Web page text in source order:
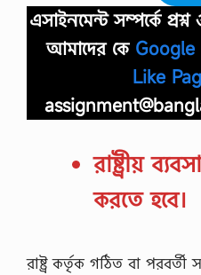
এসাইনমেন্ট সম্পর্কে
আমাদের কে Google
Like
রাষ্ট্রীয়
করতে হবে।
রাষ্ট্র কর্তৃক গঠিত বা